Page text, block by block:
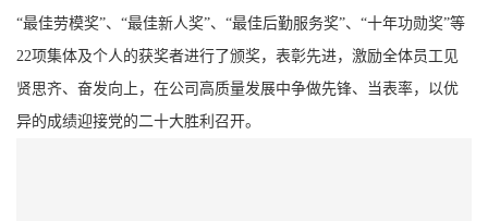
“最佳劳模奖”、“最佳新人奖”、“最佳后勤服务奖”、“十年功勋奖”等
22项集体及个人的获奖者进行了颁奖，表彰先进，激励全体员工见
贤思齐、奋发向上，在公司高质量发展中争做先锋、当表率，以优
异的成绩迎接党的二十大胜利召开。